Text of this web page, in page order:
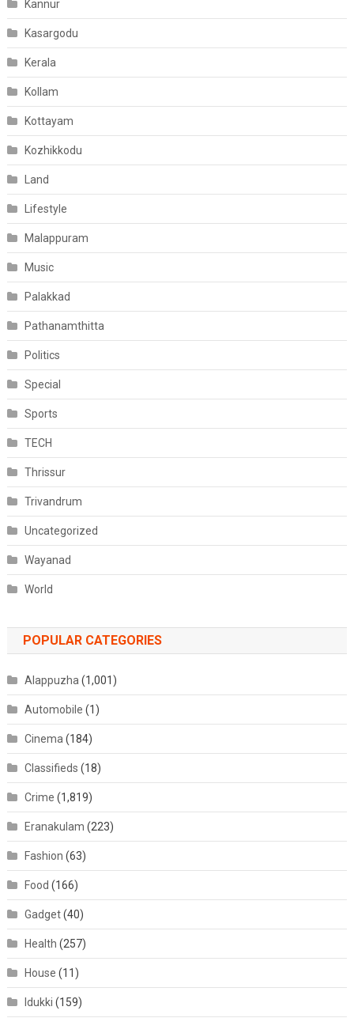
Kannur
Kasargodu
Kerala
Kollam
Kottayam
Kozhikkodu
Land
Lifestyle
Malappuram
Music
Palakkad
Pathanamthitta
Politics
Special
Sports
TECH
Thrissur
Trivandrum
Uncategorized
Wayanad
World
POPULAR CATEGORIES
Alappuzha(1,001)
Automobile (1)
Cinema(184)
Classifieds (18)
Crime (1,819)
Eranakulam (223)
Fashion (63)
Food (166)
Gadget(40)
Health (257)
House (11)
Idukki (159)